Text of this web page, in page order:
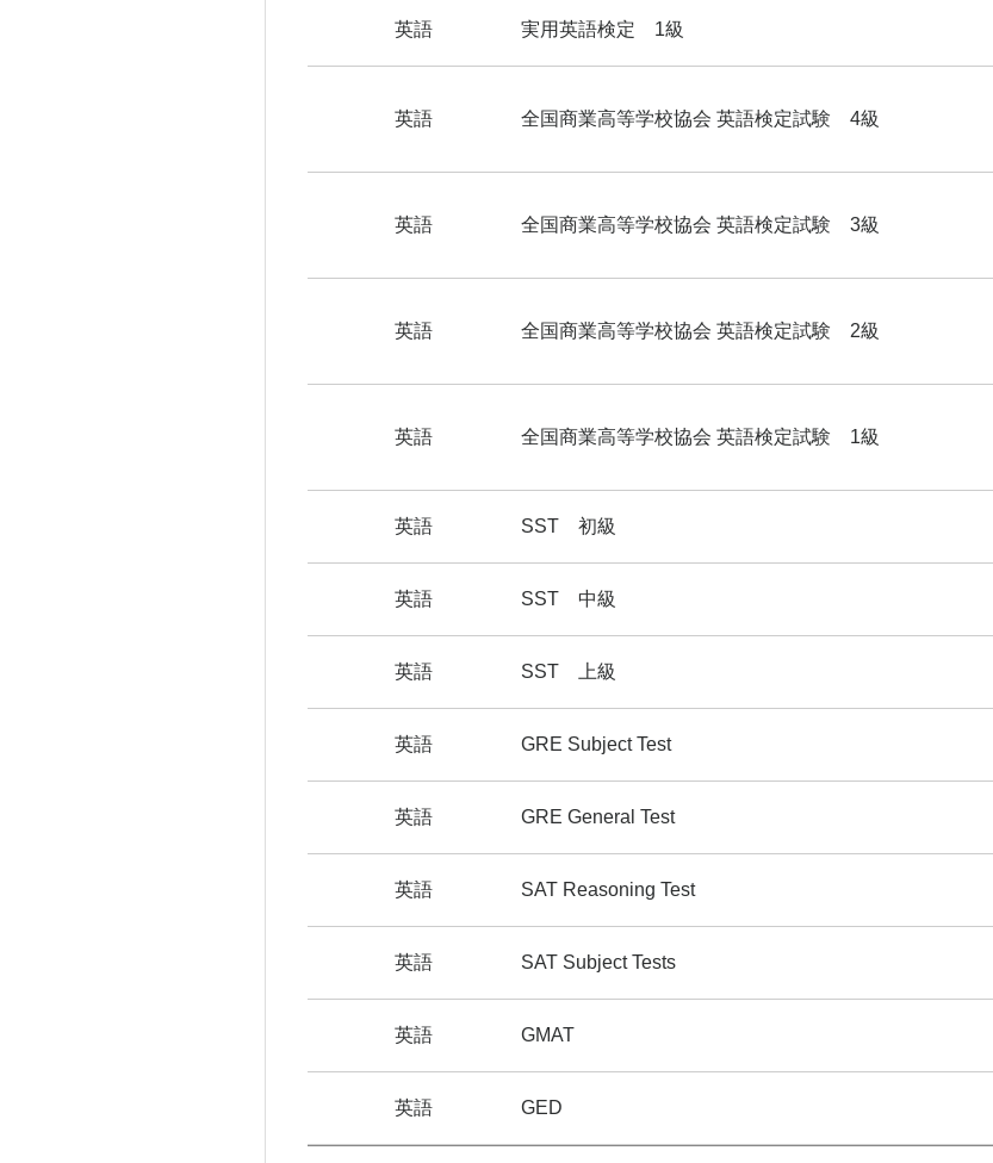
英語 実用英語検定 1級
英語 全国商業高等学校協会 英語検定試験 4級
英語 全国商業高等学校協会 英語検定試験 3級
英語 全国商業高等学校協会 英語検定試験 2級
英語 全国商業高等学校協会 英語検定試験 1級
英語 SST 初級
英語 SST 中級
英語 SST 上級
英語 GRE Subject Test
英語 GRE General Test
英語 SAT Reasoning Test
英語 SAT Subject Tests
英語 GMAT
英語 GED